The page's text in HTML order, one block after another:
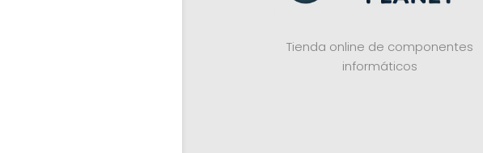
Tienda online de componentes
informáticos